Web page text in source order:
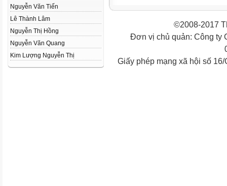
Nguyễn Văn Tiến
Lê Thành Lâm
Nguyễn Thị Hồng
Nguyễn Văn Quang
Kim Lượng Nguyễn Thị
©2008-2017
Đơn vị chủ quản: Công ty
Giấy phép mạng xã hội số